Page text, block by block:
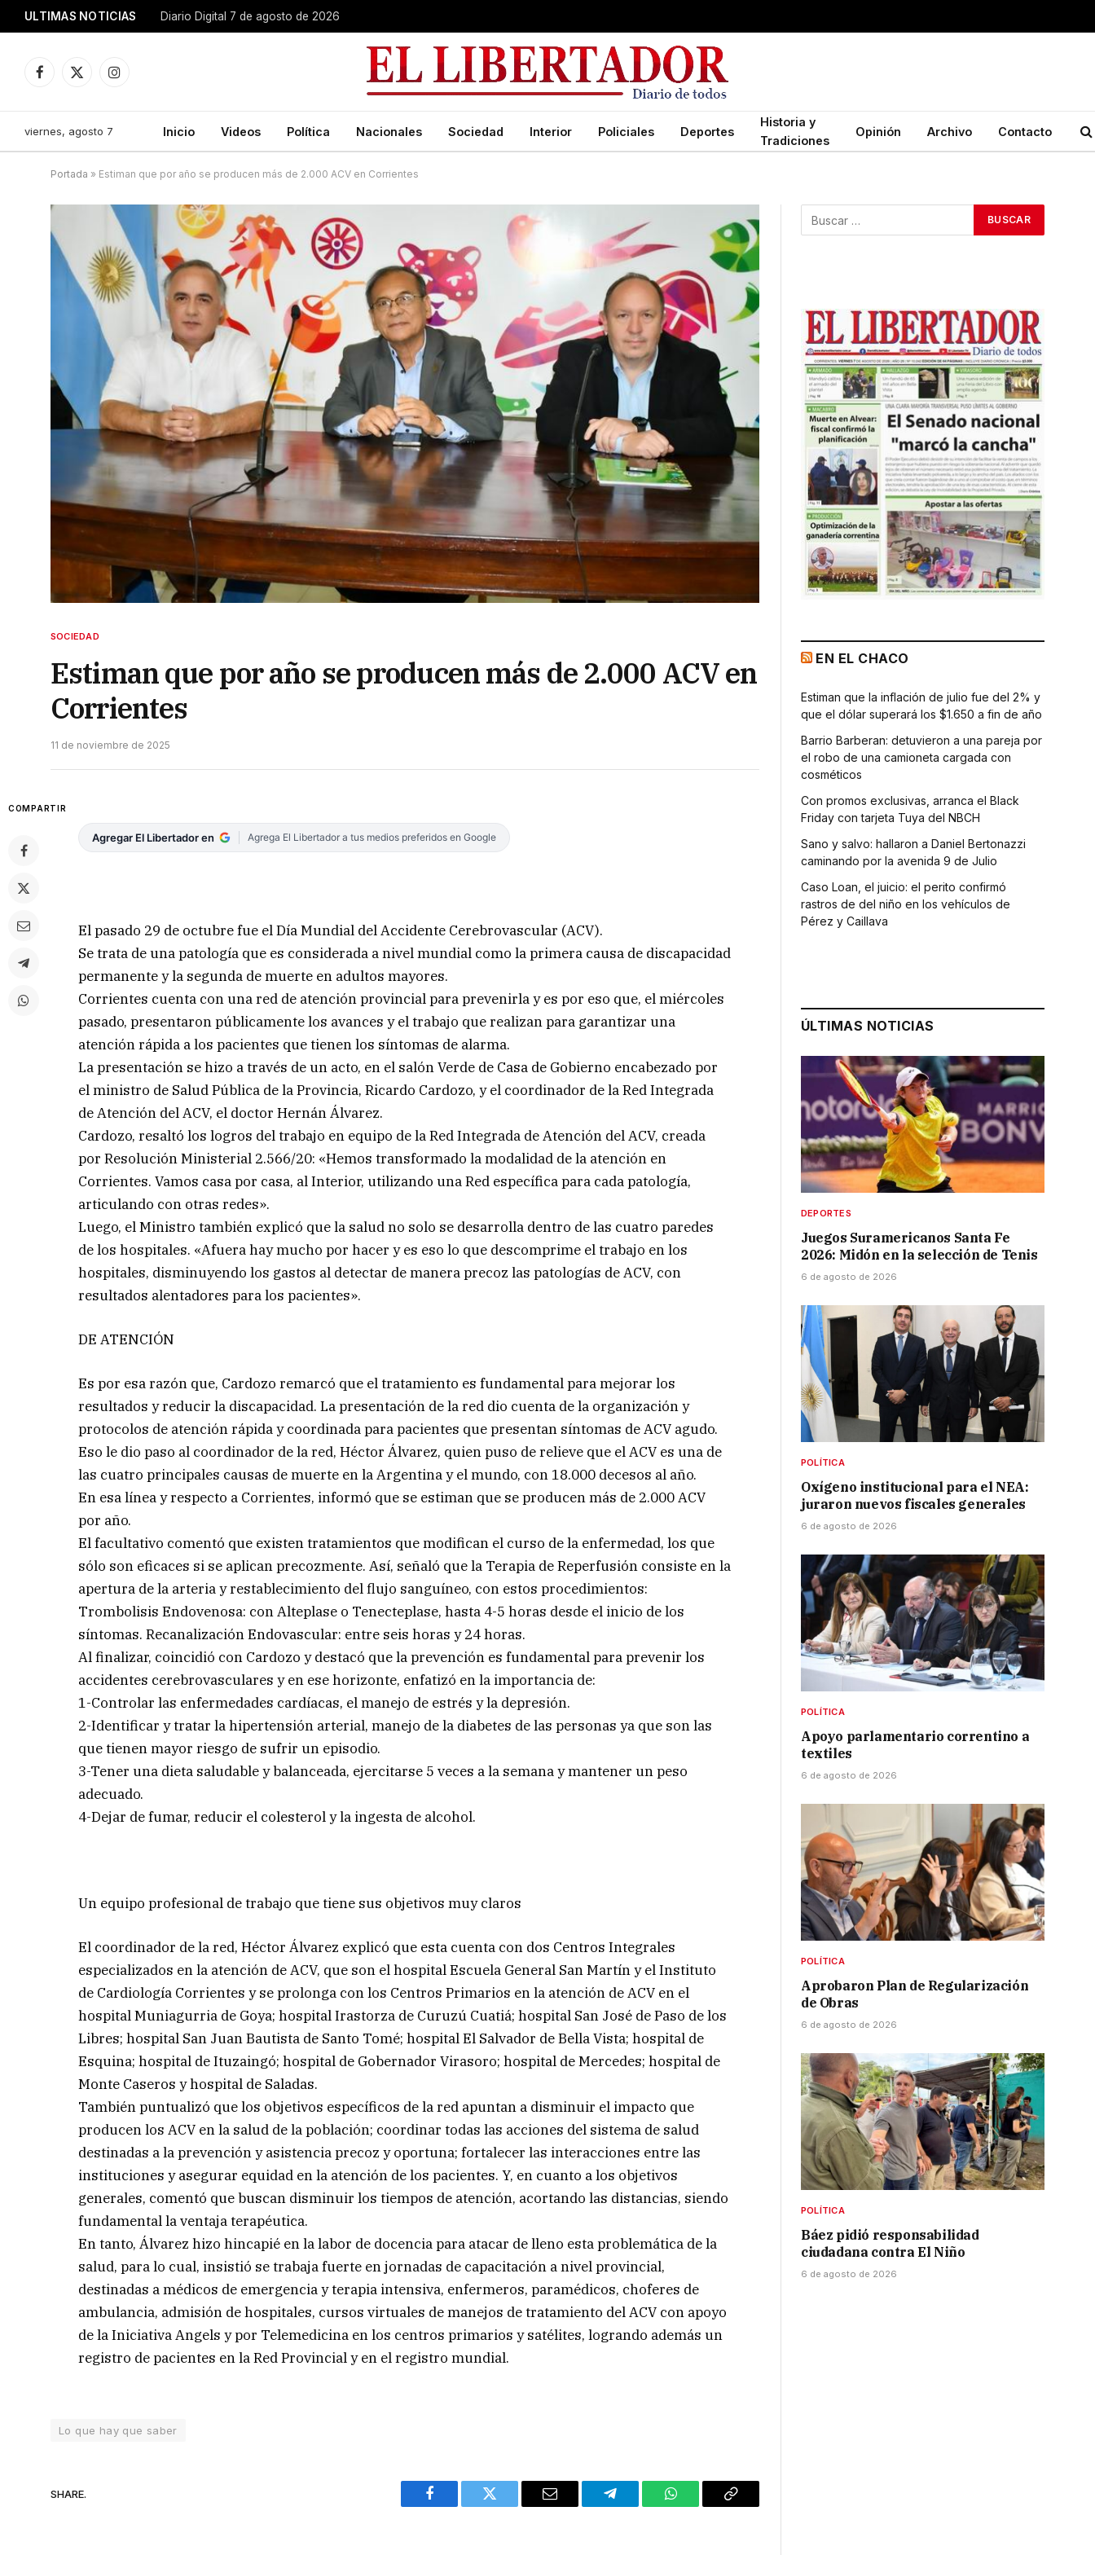
ULTIMAS NOTICIAS Diario Digital 7 de agosto de 2026
Facebook
X
Instagram
viernes, agosto 7 Inicio Videos Política Nacionales Sociedad Interior Policiales Deportes
Historia y
Tradiciones
Opinión Archivo Contacto
Portada » Estiman que por año se producen más de 2.000 ACV en Corrientes
SOCIEDAD
Estiman que por año se producen más de 2.000 ACV en
Corrientes
11 de noviembre de 2025
COMPARTIR
Agregar El Libertador en Agrega El Libertador a tus medios preferidos en Google
El pasado 29 de octubre fue el Día Mundial del Accidente Cerebrovascular (ACV).
Se trata de una patología que es considerada a nivel mundial como la primera causa de discapacidad
permanente y la segunda de muerte en adultos mayores.
Corrientes cuenta con una red de atención provincial para prevenirla y es por eso que, el miércoles
pasado, presentaron públicamente los avances y el trabajo que realizan para garantizar una
atención rápida a los pacientes que tienen los síntomas de alarma.
La presentación se hizo a través de un acto, en el salón Verde de Casa de Gobierno encabezado por
el ministro de Salud Pública de la Provincia, Ricardo Cardozo, y el coordinador de la Red Integrada
de Atención del ACV, el doctor Hernán Álvarez.
Cardozo, resaltó los logros del trabajo en equipo de la Red Integrada de Atención del ACV, creada
por Resolución Ministerial 2.566/20: «Hemos transformado la modalidad de la atención en
Corrientes. Vamos casa por casa, al Interior, utilizando una Red específica para cada patología,
articulando con otras redes».
Luego, el Ministro también explicó que la salud no solo se desarrolla dentro de las cuatro paredes
de los hospitales. «Afuera hay mucho por hacer y es eso lo que descomprime el trabajo en los
hospitales, disminuyendo los gastos al detectar de manera precoz las patologías de ACV, con
resultados alentadores para los pacientes».
DE ATENCIÓN
Es por esa razón que, Cardozo remarcó que el tratamiento es fundamental para mejorar los
resultados y reducir la discapacidad. La presentación de la red dio cuenta de la organización y
protocolos de atención rápida y coordinada para pacientes que presentan síntomas de ACV agudo.
Eso le dio paso al coordinador de la red, Héctor Álvarez, quien puso de relieve que el ACV es una de
las cuatro principales causas de muerte en la Argentina y el mundo, con 18.000 decesos al año.
En esa línea y respecto a Corrientes, informó que se estiman que se producen más de 2.000 ACV
por año.
El facultativo comentó que existen tratamientos que modifican el curso de la enfermedad, los que
sólo son eficaces si se aplican precozmente. Así, señaló que la Terapia de Reperfusión consiste en la
apertura de la arteria y restablecimiento del flujo sanguíneo, con estos procedimientos:
Trombolisis Endovenosa: con Alteplase o Tenecteplase, hasta 4-5 horas desde el inicio de los
síntomas. Recanalización Endovascular: entre seis horas y 24 horas.
Al finalizar, coincidió con Cardozo y destacó que la prevención es fundamental para prevenir los
accidentes cerebrovasculares y en ese horizonte, enfatizó en la importancia de:
1-Controlar las enfermedades cardíacas, el manejo de estrés y la depresión.
2-Identificar y tratar la hipertensión arterial, manejo de la diabetes de las personas ya que son las
que tienen mayor riesgo de sufrir un episodio.
3-Tener una dieta saludable y balanceada, ejercitarse 5 veces a la semana y mantener un peso
adecuado.
4-Dejar de fumar, reducir el colesterol y la ingesta de alcohol.
Un equipo profesional de trabajo que tiene sus objetivos muy claros
El coordinador de la red, Héctor Álvarez explicó que esta cuenta con dos Centros Integrales
especializados en la atención de ACV, que son el hospital Escuela General San Martín y el Instituto
de Cardiología Corrientes y se prolonga con los Centros Primarios en la atención de ACV en el
hospital Muniagurria de Goya; hospital Irastorza de Curuzú Cuatiá; hospital San José de Paso de los
Libres; hospital San Juan Bautista de Santo Tomé; hospital El Salvador de Bella Vista; hospital de
Esquina; hospital de Ituzaingó; hospital de Gobernador Virasoro; hospital de Mercedes; hospital de
Monte Caseros y hospital de Saladas.
También puntualizó que los objetivos específicos de la red apuntan a disminuir el impacto que
producen los ACV en la salud de la población; coordinar todas las acciones del sistema de salud
destinadas a la prevención y asistencia precoz y oportuna; fortalecer las interacciones entre las
instituciones y asegurar equidad en la atención de los pacientes. Y, en cuanto a los objetivos
generales, comentó que buscan disminuir los tiempos de atención, acortando las distancias, siendo
fundamental la ventaja terapéutica.
En tanto, Álvarez hizo hincapié en la labor de docencia para atacar de lleno esta problemática de la
salud, para lo cual, insistió se trabaja fuerte en jornadas de capacitación a nivel provincial,
destinadas a médicos de emergencia y terapia intensiva, enfermeros, paramédicos, choferes de
ambulancia, admisión de hospitales, cursos virtuales de manejos de tratamiento del ACV con apoyo
de la Iniciativa Angels y por Telemedicina en los centros primarios y satélites, logrando además un
registro de pacientes en la Red Provincial y en el registro mundial.
Lo que hay que saber
SHARE.
Facebook Twitter Email Telegram WhatsAppCopy
EN EL CHACO
Estiman que la inflación de julio fue del 2% y
que el dólar superará los $1.650 a fin de año
Barrio Barberan: detuvieron a una pareja por
el robo de una camioneta cargada con
cosméticos
Con promos exclusivas, arranca el Black
Friday con tarjeta Tuya del NBCH
Sano y salvo: hallaron a Daniel Bertonazzi
caminando por la avenida 9 de Julio
Caso Loan, el juicio: el perito confirmó
rastros de del niño en los vehículos de
Pérez y Caillava
ÚLTIMAS NOTICIAS
DEPORTES
Juegos Suramericanos Santa Fe
2026: Midón en la selección de Tenis
6 de agosto de 2026
POLÍTICA
Oxígeno institucional para el NEA:
juraron nuevos fiscales generales
6 de agosto de 2026
POLÍTICA
Apoyo parlamentario correntino a
textiles
6 de agosto de 2026
POLÍTICA
Aprobaron Plan de Regularización
de Obras
6 de agosto de 2026
POLÍTICA
Báez pidió responsabilidad
ciudadana contra El Niño
6 de agosto de 2026